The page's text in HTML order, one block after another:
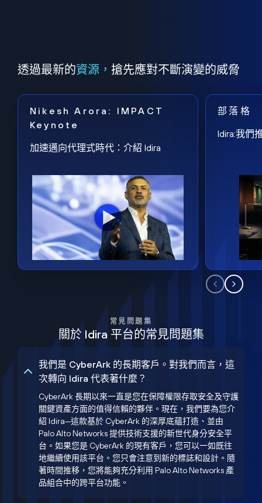
透過最新的資源， 搶先應對不斷演變的威脅
Nikesh Arora: IMPACT
Keynote
加速邁向代理式時代：介紹 Idira
部落格
Idira:我們
常見問題集
關於 Idira 平台的常見問題集
我們是 CyberArk 的長期客戶。對我們而言，這
次轉向 Idira 代表著什麼？
CyberArk 長期以來一直是您在保障權限存取安全及守護
關鍵資產方面的值得信賴的夥伴。現在，我們要為您介
紹 Idira—這款基於 CyberArk 的深厚底蘊打造、並由
Palo Alto Networks 提供技術支援的新世代身分安全平
台。如果您是 CyberArk 的現有客戶，您可以一如既往
地繼續使用該平台。您只會注意到新的標誌和設計。隨
著時間推移，您將能夠充分利用 Palo Alto Networks 產
品組合中的跨平台功能。